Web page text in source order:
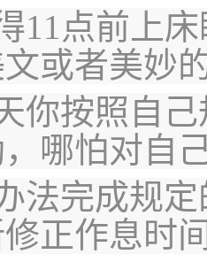
11点前上
或者美妙
你按照自
哪怕对自
法完成规
正作息时